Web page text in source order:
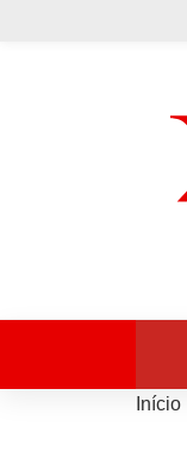
Início